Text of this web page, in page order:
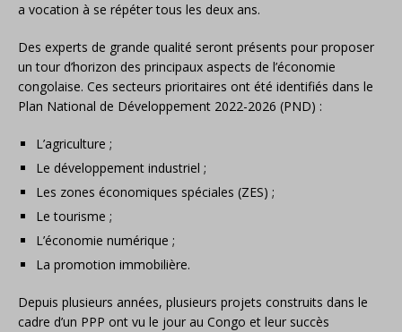
a vocation à se répéter tous les deux ans.
Des experts de grande qualité seront présents pour proposer
un tour d’horizon des principaux aspects de l’économie
congolaise. Ces secteurs prioritaires ont été identifiés dans le
Plan National de Développement 2022-2026 (PND) :
L’agriculture ;
Le développement industriel ;
Les zones économiques spéciales (ZES) ;
Le tourisme ;
L’économie numérique ;
La promotion immobilière.
Depuis plusieurs années, plusieurs projets construits dans le
cadre d’un PPP ont vu le jour au Congo et leur succès